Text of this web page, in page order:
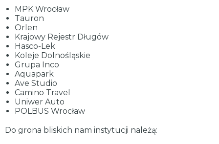
MPK Wrocław
Tauron
Orlen
Krajowy Rejestr Długów
Hasco-Lek
Koleje Dolnośląskie
Grupa Inco
Aquapark
Ave Studio
Camino Travel
Uniwer Auto
POLBUS Wrocław
Do grona bliskich nam instytucji należą: